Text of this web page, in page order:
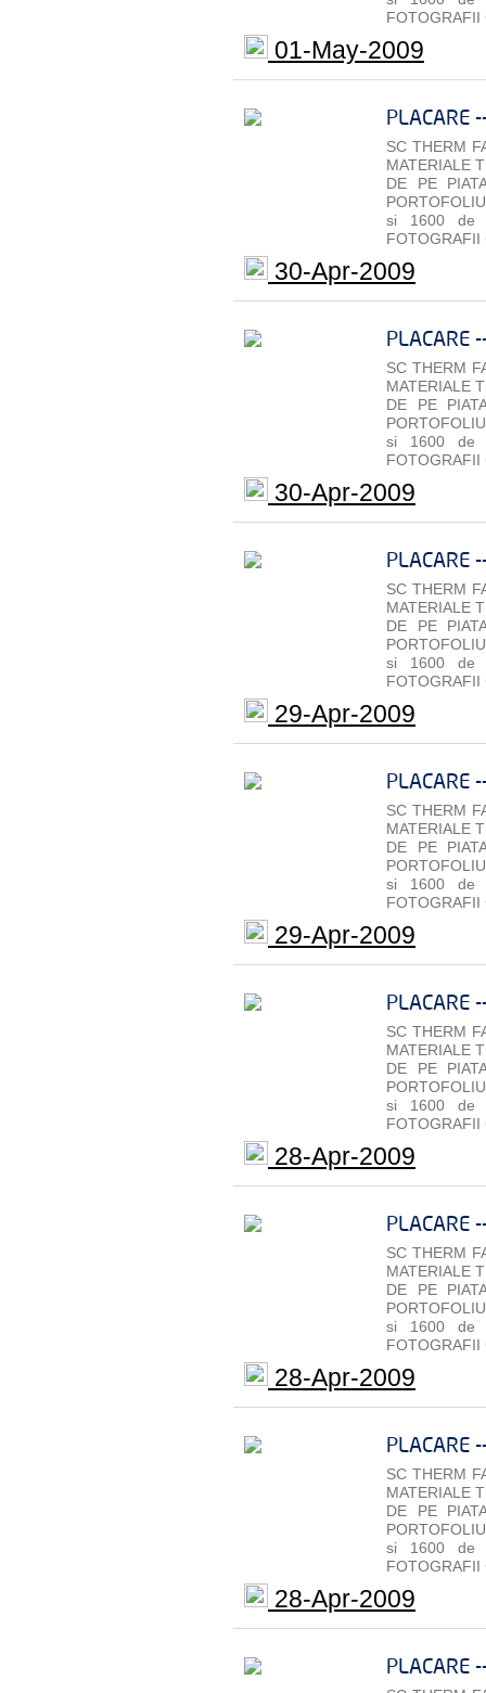
FOTOGRAFII
01-May-2009
PLACARE
SC THERM
MATERIALE
DE PE
si 1600 de
FOTOGRAFII
30-Apr-2009
PLACARE
SC THERM
MATERIALE
DE PE
si 1600 de
FOTOGRAFII
30-Apr-2009
PLACARE
SC THERM
MATERIALE
DE PE
si 1600 de
FOTOGRAFII
29-Apr-2009
PLACARE
SC THERM
MATERIALE
DE PE
si 1600 de
FOTOGRAFII
29-Apr-2009
PLACARE
SC THERM
MATERIALE
DE PE
si 1600 de
FOTOGRAFII
28-Apr-2009
PLACARE
SC THERM
MATERIALE
DE PE
si 1600 de
FOTOGRAFII
28-Apr-2009
PLACARE
SC THERM
MATERIALE
DE PE
si 1600 de
FOTOGRAFII
28-Apr-2009
PLACARE